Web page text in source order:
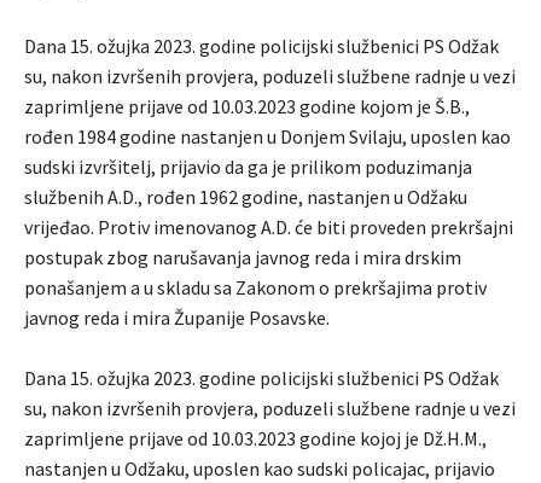
Dana 15. ožujka 2023. godine policijski službenici PS Odžak
su, nakon izvršenih provjera, poduzeli službene radnje u vezi
zaprimljene prijave od 10.03.2023 godine kojom je Š.B.,
rođen 1984 godine nastanjen u Donjem Svilaju, uposlen kao
sudski izvršitelj, prijavio da ga je prilikom poduzimanja
službenih A.D., rođen 1962 godine, nastanjen u Odžaku
vrijeđao. Protiv imenovanog A.D. će biti proveden prekršajni
postupak zbog narušavanja javnog reda i mira drskim
ponašanjem a u skladu sa Zakonom o prekršajima protiv
javnog reda i mira Županije Posavske.
Dana 15. ožujka 2023. godine policijski službenici PS Odžak
su, nakon izvršenih provjera, poduzeli službene radnje u vezi
zaprimljene prijave od 10.03.2023 godine kojoj je Dž.H.M.,
nastanjen u Odžaku, uposlen kao sudski policajac, prijavio